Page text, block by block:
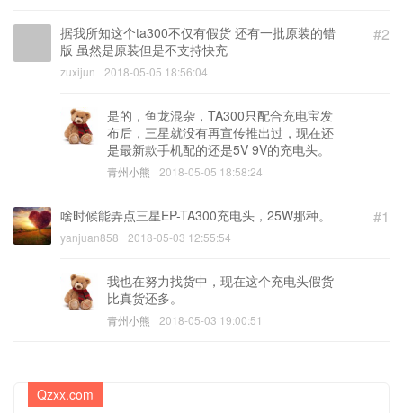
#2
据我所知这个ta300不仅有假货 还有一批原装的错
版 虽然是原装但是不支持快充
zuxijun 2018-05-05 18:56:04
是的，鱼龙混杂，TA300只配合充电宝发
布后，三星就没有再宣传推出过，现在还
是最新款手机配的还是5V 9V的充电头。
青州小熊 2018-05-05 18:58:24
#1
啥时候能弄点三星EP-TA300充电头，25W那种。
yanjuan858 2018-05-03 12:55:54
我也在努力找货中，现在这个充电头假货
比真货还多。
青州小熊 2018-05-03 19:00:51
Qzxx.com